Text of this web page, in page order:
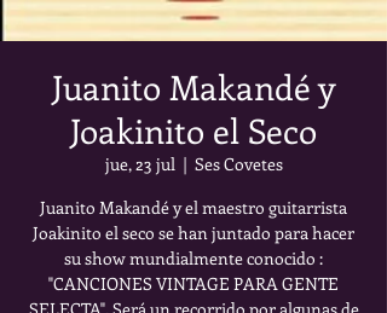
Juanito Makandé y
Joakinito el Seco
jue, 23 jul
  |
Ses Covetes
Juanito Makandé y el maestro guitarrista
Joakinito el seco se han juntado para hacer
su show mundialmente conocido :
"CANCIONES VINTAGE PARA GENTE